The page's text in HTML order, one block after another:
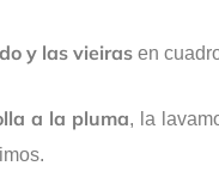
y las vieiras en
a la pluma, la